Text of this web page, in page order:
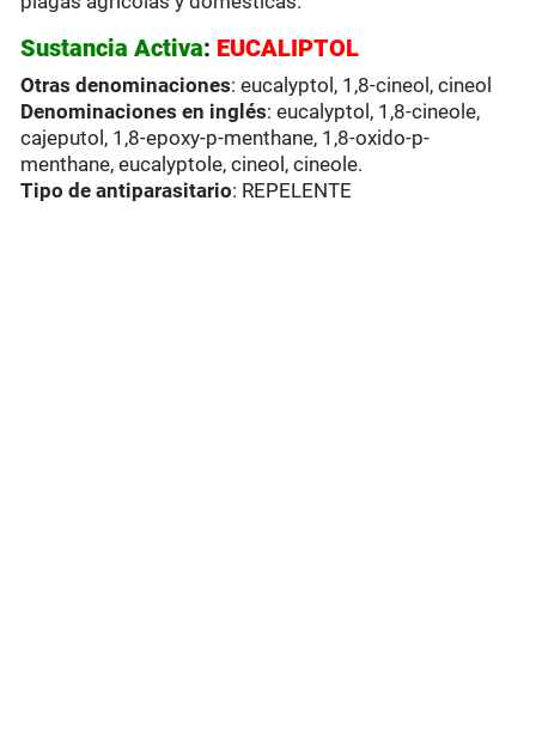
Sustancia Activa: EUCALIPTOL
Otras denominaciones: eucalyptol, 1,8-cineol, cineol
Denominaciones en inglés: eucalyptol, 1,8-cineole,
cajeputol, 1,8-epoxy-p-menthane, 1,8-oxido-p-
menthane, eucalyptole, cineol, cineole.
Tipo de antiparasitario: REPELENTE